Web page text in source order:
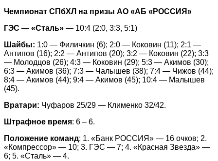
Чемпионат СПбХЛ на призы АО «АБ «РОССИЯ»
ГЭС — «Сталь» — 10:4 (2:0, 3:3, 5:1)
Шайбы: 1:0 — Филичкин (6); 2:0 — Коковин (11); 2:1 —
Антипов (16); 2:2 — Антипов (20); 3:2 — Коковин (22); 3:3
— Молодцов (26); 4:3 — Коковин (29); 5:3 — Акимов (30);
6:3 — Акимов (36); 7:3 — Чалышев (38); 7:4 — Чижов (44);
8:4 — Акимов (44); 9:4 — Акимов (45); 10:4 — Малышев
(45).
Вратари: Чуфаров 25/29 — Клименко 32/42.
Штрафное время: 6 – 6.
Положение команд: 1. «Банк РОССИЯ» — 16 очков; 2.
«Компрессор» — 10; 3. ГЭС — 7; 4. «Красная Звезда» —
6; 5. «Сталь» — 4.